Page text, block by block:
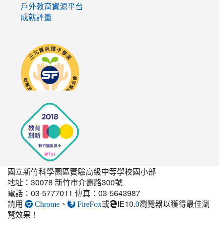
戶外教育資源平台
成就評量
http://seedschool.sunflower.org.tw/
國立新竹科學園區實驗高級中等學校國小部
地址：30078 新竹市介壽路300號
電話：03-5777011 傳真：03-5643987
請用
Chrome 、 FireFox或 IE10.0link
瀏覽器以獲得最佳瀏
覽效果！